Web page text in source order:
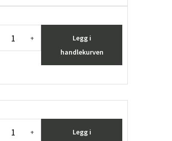
+
Legg i
handlekurven
+
Legg i